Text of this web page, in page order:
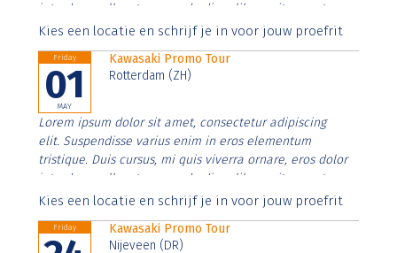
interdum nulla, ut commodo diam libero vitae erat.
Aenean faucibus nibh et justo cursus id rutrum lorem
Kies een locatie en schrijf je in voor jouw proefrit
Friday
01
MAY
Kawasaki Promo Tour
Rotterdam (ZH)
Lorem ipsum dolor sit amet, consectetur adipiscing
elit. Suspendisse varius enim in eros elementum
tristique. Duis cursus, mi quis viverra ornare, eros dolor
interdum nulla, ut commodo diam libero vitae erat.
Aenean faucibus nibh et justo cursus id rutrum lorem
Kies een locatie en schrijf je in voor jouw proefrit
Friday
Kawasaki Promo Tour
Nijeveen (DR)